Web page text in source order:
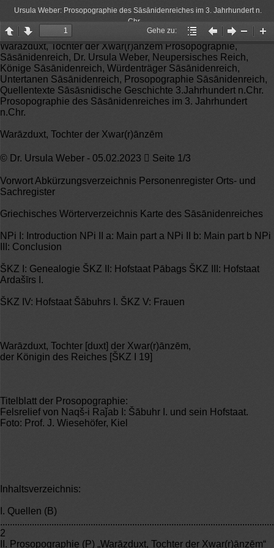
Ursula Weber: Prosopographie des Sāsānidenreiches im 3. Jahrhundert n.
Chr.
Page
up
Page
down
Zoom
Gehe zu:
Gehe
zu:
Vorheriger
Artikel
Nächster
Artikel
Warāzduxt, Tochter der Xwar(r)ānzēm Prosopographie,
Sāsānidenreich, Dr. Ursula Weber, Neupersisches Reich,
Könige Sāsānidenreich, Würdenträger Sāsānidenreich,
Untertanen Sāsānidenreich, Prosopographie Sāsānidenreich,
Quellentexte Sāsāsnidische Geschichte 3.Jahrhundert n.Chr.
Prosopographie des Sāsānidenreiches im 3. Jahrhundert
n.Chr.
Warāzduxt, Tochter der Xwar(r)ānzēm
© Dr. Ursula Weber - 05.02.2023  Seite 1/3
Vorwort Abkürzungsverzeichnis Personenregister Orts- und
Sachregister
Griechisches Wörterverzeichnis Karte des Sāsānidenreiches
NPi I: Introduction NPi II a: Main part a NPi II b: Main part b NPi
III: Conclusion
ŠKZ I: Genealogie ŠKZ II: Hofstaat Pābags ŠKZ III: Hofstaat
Ardašīrs I.
ŠKZ IV: Hofstaat Šābuhrs I. ŠKZ V: Frauen
Warāzduxt, Tochter [duxt] der Xwar(r)ānzēm,
der Königin des Reiches [ŠKZ I 19]
Titelblatt der Prosopographie:
Felsrelief von Naqš-i Raǰab I: Šābuhr I. und sein Hofstaat.
Foto: Prof. J. Wiesehöfer, Kiel
Inhaltsverzeichnis:
I. Quellen (B)
2
II. Prosopographie (P) „Warāzduxt, Tochter der Xwar(r)ānzēm“